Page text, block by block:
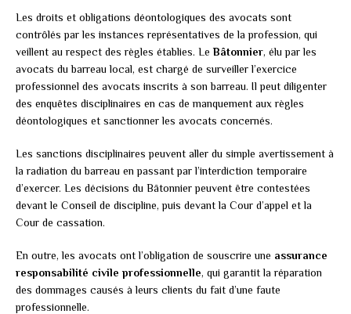
Les droits et obligations déontologiques des avocats sont
contrôlés par les instances représentatives de la profession, qui
veillent au respect des règles établies. LeBâtonnier, élu par les
avocats du barreau local, est chargé de surveiller l’exercice
professionnel des avocats inscrits à son barreau. Il peut diligenter
des enquêtes disciplinaires en cas de manquement aux règles
déontologiques et sanctionner les avocats concernés.
Les sanctions disciplinaires peuvent aller du simple avertissement à
la radiation du barreau en passant par l’interdiction temporaire
d’exercer. Les décisions du Bâtonnier peuvent être contestées
devant le Conseil de discipline, puis devant la Cour d’appel et la
Cour de cassation.
En outre, les avocats ont l’obligation de souscrire une assurance
responsabilité civile professionnelle, qui garantit la réparation
des dommages causés à leurs clients du fait d’une faute
professionnelle.